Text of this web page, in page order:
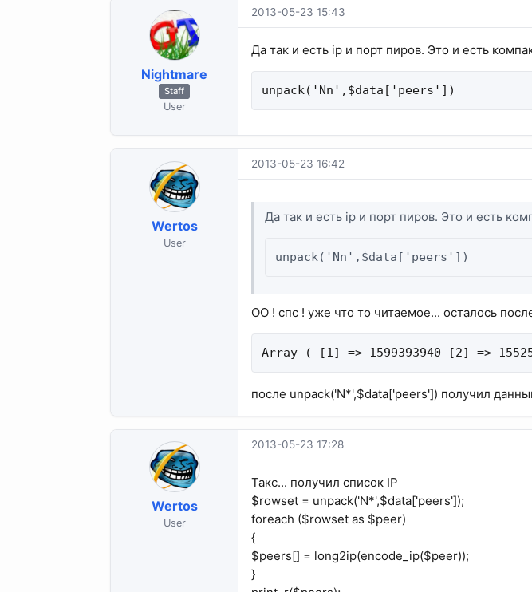
Nightmare
Staff
User
2013-05-23 15:43
Да так и есть ip и порт пиров. Это и есть
unpack('Nn',$data['peers'])
Wertos
User
2013-05-23 16:42
Да так и есть ip и порт пиров. Это и есть
unpack('Nn',$data['peers'])
ОО ! спс ! уже что то читаемое... осталось
Array ( [1] => 1599393940 [2] =>
после unpack('N*',$data['peers']) получил
Wertos
User
2013-05-23 17:28
Такс... получил список IP
$rowset = unpack('N*',$data['peers']);
foreach ($rowset as $peer)
{
$peers[] = long2ip(encode_ip($peer));
}